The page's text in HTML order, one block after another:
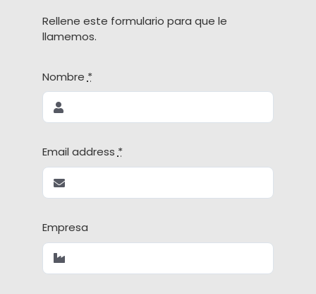
Rellene este formulario para que le
llamemos.
Nombre *
Email address*
Empresa